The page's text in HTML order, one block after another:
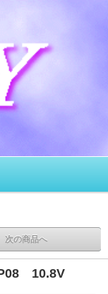
次の商品へ
10.8V